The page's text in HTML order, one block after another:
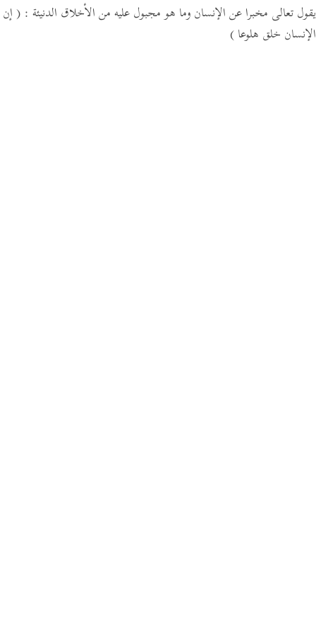
يقول تعالى مخبرا عن الإنسان وما هو مجبول عليه من الأخلاق الدنيئة : ( إن
الإنسان خلق هلوعا )